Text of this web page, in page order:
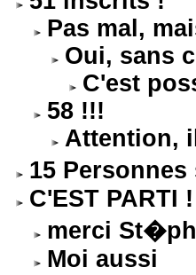
Pas mal,
Oui, sans
C'est
58 !!!
Attention,
15
C'EST PARTI
merci
Moi aussi